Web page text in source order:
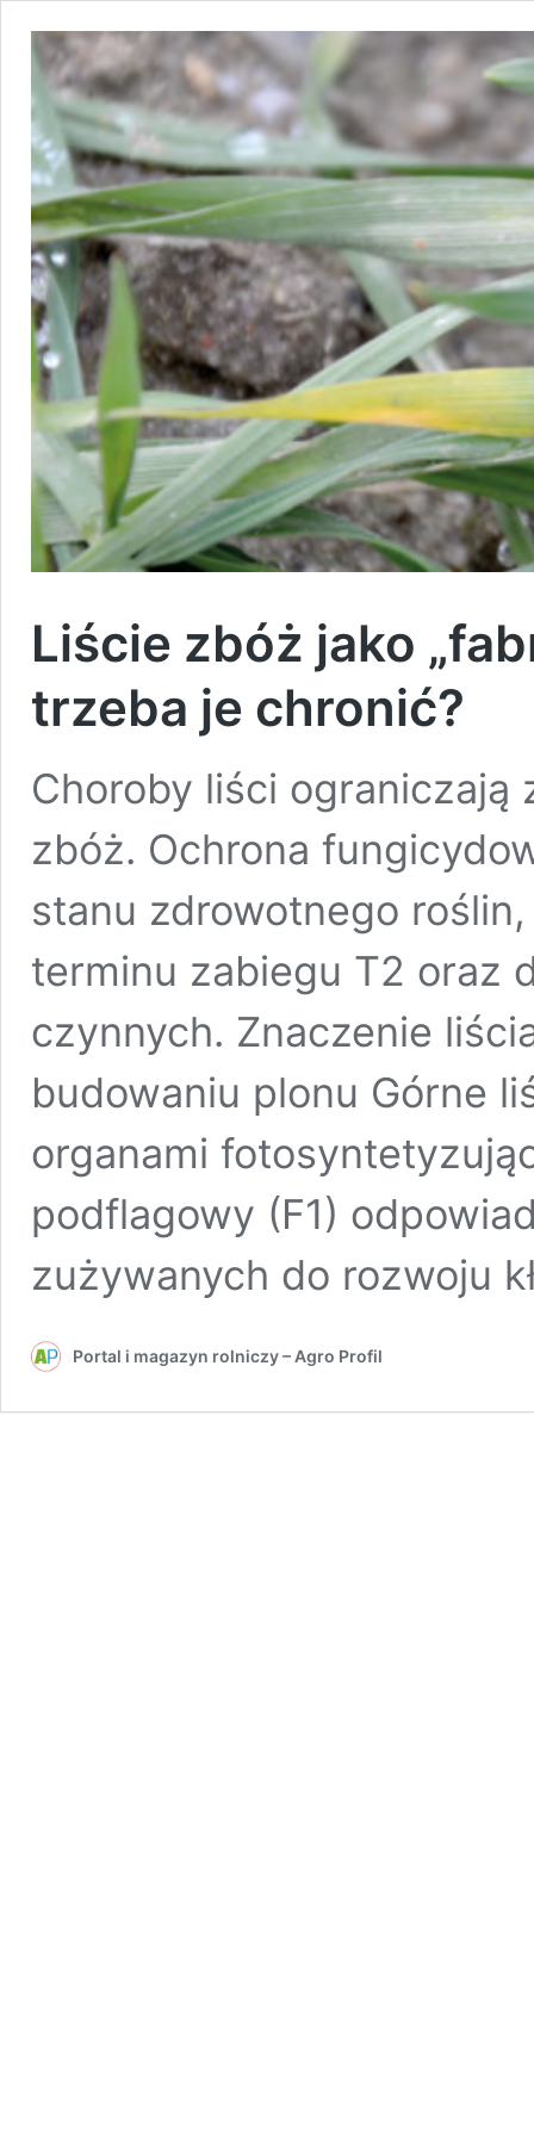
Liście zbóż jako
trzeba je chronić?
Choroby liści ograniczają
zbóż. Ochrona
stanu zdrowotnego
terminu zabiegu T2 oraz
czynnych. Znaczenie
budowaniu plonu Górne
organami
podflagowy (F1)
zużywanych do rozwoju
Portal i magazyn rolniczy – Agro Profil